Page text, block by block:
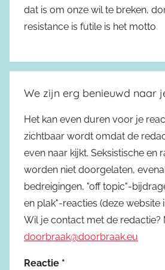
dat is om onze wil te breken,
resistance is futile is het motto
We zijn erg benieuwd naar
Het kan even duren voor je
zichtbaar wordt omdat de
even naar kijkt. Seksistische en
worden niet doorgelaten,
bedreigingen, "off topic"-
en plak"-reacties (deze website
Wil je contact met de redactie?
doorbraak@doorbraak.eu
Reactie *